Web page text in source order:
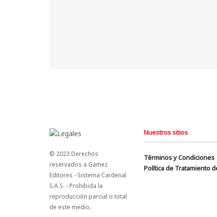
© 2023 Derechos
reservados a Gámez
Editores - Sistema Cardenal
S.A.S. - Prohibida la
reproducción parcial o total
de este medio.
Nuestros sitios
Términos y Condiciones
Política de Tratamiento